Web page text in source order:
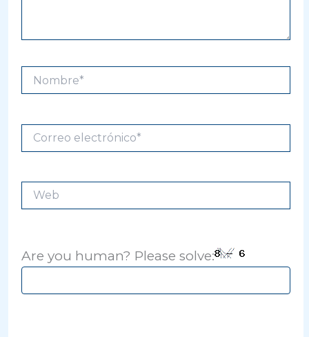
Nombre*
Correo
electrónico*
Web
Are you human? Please solve: